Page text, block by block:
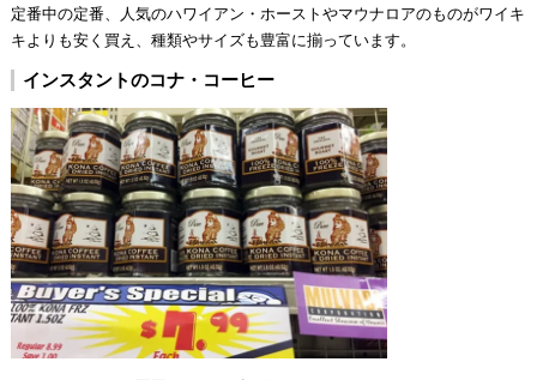
定番中の定番、人気のハワイアン・ホーストやマウナロアのものがワイキ
キよりも安く買え、種類やサイズも豊富に揃っています。
インスタントのコナ・コーヒー